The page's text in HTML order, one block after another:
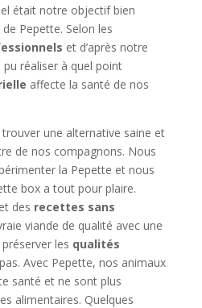
était notre objectif bien
Pepette. Selon les
et d’après notre
réaliser à quel point
affecte la santé de nos
trouver une alternative saine et
de nos compagnons. Nous
la Pepette et nous
box a tout pour plaire.
des recettes sans
viande de qualité avec une
les qualités
Avec Pepette, nos animaux
santé et ne sont plus
alimentaires. Quelques